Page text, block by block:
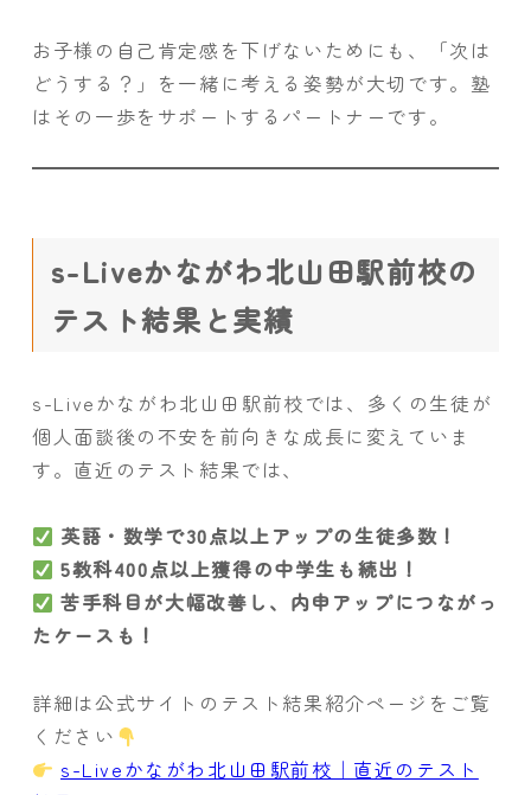
お子様の自己肯定感を下げないためにも、「次は
どうする？」を一緒に考える姿勢が大切です。塾
はその一歩をサポートするパートナーです。
s-Liveかながわ北山田駅前校の
テスト結果と実績
s-Liveかながわ北山田駅前校では、多くの生徒が
個人面談後の不安を前向きな成長に変えていま
す。直近のテスト結果では、
英語・数学で30点以上アップの生徒多数！
5教科400点以上獲得の中学生も続出！
苦手科目が大幅改善し、内申アップにつながっ
たケースも！
詳細は公式サイトのテスト結果紹介ページをご覧
ください
s-Liveかながわ北山田駅前校｜直近のテスト